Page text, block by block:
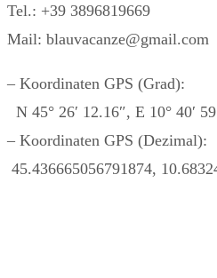
Tel.: +39 3896819669
Mail: blauvacanze@gmail.com
– Koordinaten GPS (Grad):
N 45° 26′ 12.16″, E 10° 40′
– Koordinaten GPS (Dezimal):
45.436665056791874,